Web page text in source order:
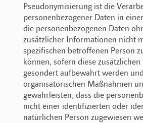
Pseudonymisierung ist die
personenbezogener Daten in
die personenbezogenen Daten
zusätzlicher Informationen nicht
spezifischen betroffenen Person
können, sofern diese
gesondert aufbewahrt werden
organisatorischen Maßnahmen
gewährleisten, dass die
nicht einer identifizierten oder
natürlichen Person zugewiesen